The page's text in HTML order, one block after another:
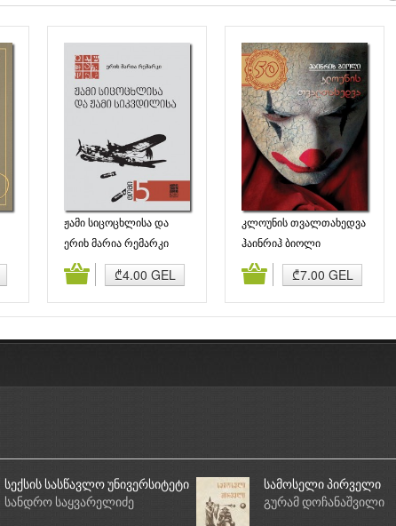
ჟამი სიცოცხლისა და
ჟამი სიკვდილისა
ერიხ მარია რემარკი
₾4.00 GEL
კლოუნის თვალთახედვა
ჰაინრიჰ ბიოლი
₾7.00 GEL
კალათაში დამატება კალათაში დამატება
სექსის სასწავლო უნივერსიტეტი
სანდრო საყვარელიძე
სამოსელი პირველი
გურამ დოჩანაშვილი